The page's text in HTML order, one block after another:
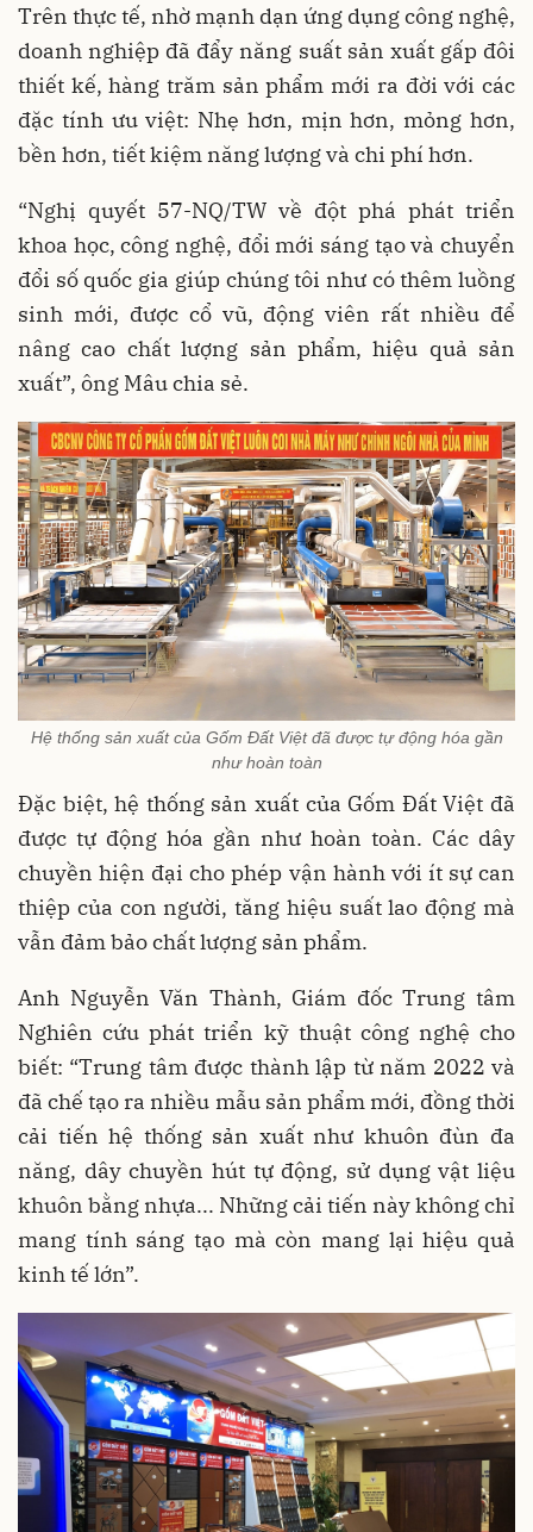
Trên thực tế, nhờ mạnh dạn ứng dụng công nghệ,
doanh nghiệp đã đẩy năng suất sản xuất gấp đôi
thiết kế, hàng trăm sản phẩm mới ra đời với các
đặc tính ưu việt: Nhẹ hơn, mịn hơn, mỏng hơn,
bền hơn, tiết kiệm năng lượng và chi phí hơn.
“Nghị quyết 57-NQ/TW về đột phá phát triển
khoa học, công nghệ, đổi mới sáng tạo và chuyển
đổi số quốc gia giúp chúng tôi như có thêm luồng
sinh mới, được cổ vũ, động viên rất nhiều để
nâng cao chất lượng sản phẩm, hiệu quả sản
xuất”, ông Mâu chia sẻ.
Hệ thống sản xuất của Gốm Đất Việt đã được tự động hóa gần
như hoàn toàn
Đặc biệt, hệ thống sản xuất của Gốm Đất Việt đã
được tự động hóa gần như hoàn toàn. Các dây
chuyền hiện đại cho phép vận hành với ít sự can
thiệp của con người, tăng hiệu suất lao động mà
vẫn đảm bảo chất lượng sản phẩm.
Anh Nguyễn Văn Thành, Giám đốc Trung tâm
Nghiên cứu phát triển kỹ thuật công nghệ cho
biết: “Trung tâm được thành lập từ năm 2022 và
đã chế tạo ra nhiều mẫu sản phẩm mới, đồng thời
cải tiến hệ thống sản xuất như khuôn đùn đa
năng, dây chuyền hút tự động, sử dụng vật liệu
khuôn bằng nhựa... Những cải tiến này không chỉ
mang tính sáng tạo mà còn mang lại hiệu quả
kinh tế lớn”.